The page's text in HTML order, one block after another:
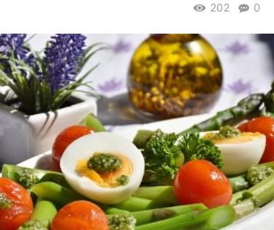
0
202